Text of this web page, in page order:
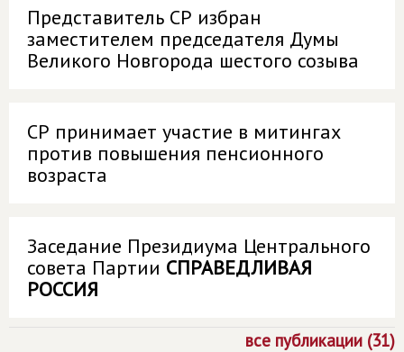
Представитель СР избран
заместителем председателя Думы
Великого Новгорода шестого созыва
СР принимает участие в митингах
против повышения пенсионного
возраста
Заседание Президиума Центрального
совета Партии СПРАВЕДЛИВАЯ
РОССИЯ
все публикации (31)